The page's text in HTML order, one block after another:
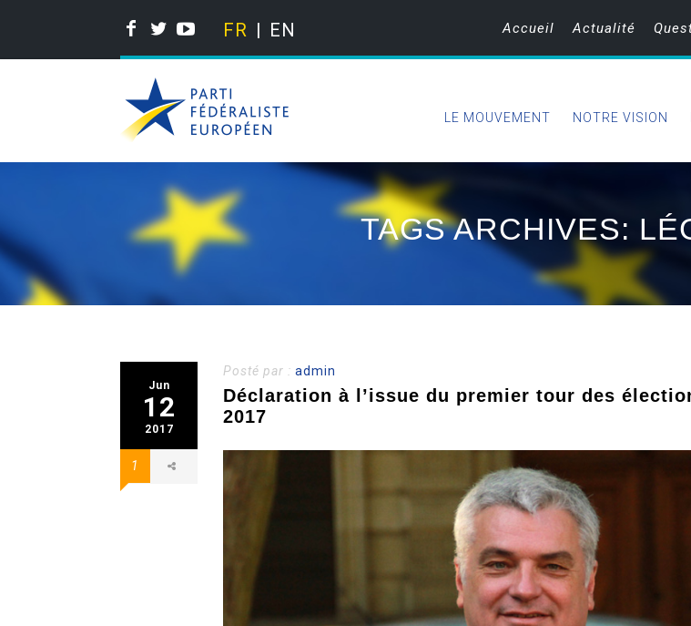
FR EN Accueil Actualité
LE MOUVEMENT NOTRE VISION
TAGS ARCHIVES:
Jun
12
2017
1
Posté par : admin
Déclaration à l’issue du premier tour des
2017